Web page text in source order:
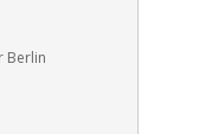
Berlin